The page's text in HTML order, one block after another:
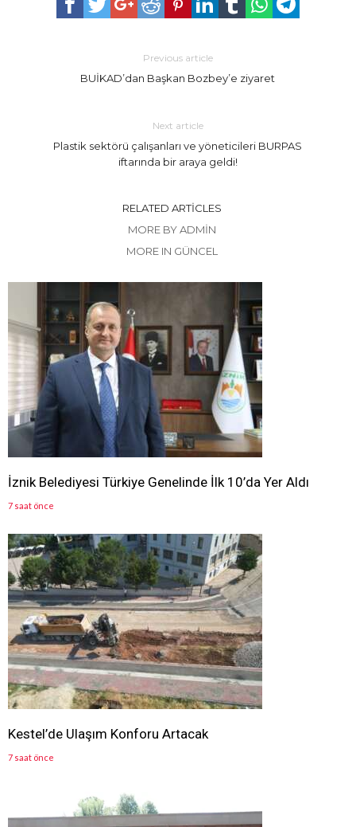
Previous article
BUİKAD’dan Başkan Bozbey’e ziyaret
Next article
Plastik sektörü çalışanları ve yöneticileri BURPAS
iftarında bir araya geldi!
RELATED ARTICLES
MORE BY ADMIN
MORE IN GÜNCEL
İznik Belediyesi Türkiye Genelinde İlk 10’da Yer Aldı
7 saat önce
Kestel’de Ulaşım Konforu Artacak
7 saat önce